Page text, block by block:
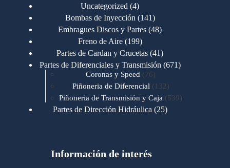
Uncategorized 44
productos
Bombas de Inyección 141141
productos
Embragues Discos y Partes 4848
Freno de Aire 199199
productos
Partes de Cardan y Crucetas 4141
productos
Partes de Diferenciales y Transmisión 671671
Coronas y Speed 7676
productos
Piñoneria de Diferencial 132 132
productos
Piñoneria de Transmisión y Caja 539539
Partes de Dirección Hidráulica 2525
Motores Cummins 723
Información de interés